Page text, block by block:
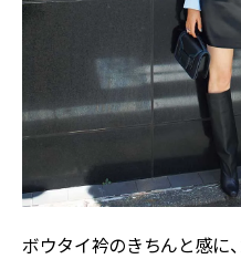
ボウタイ衿のきちんと感に